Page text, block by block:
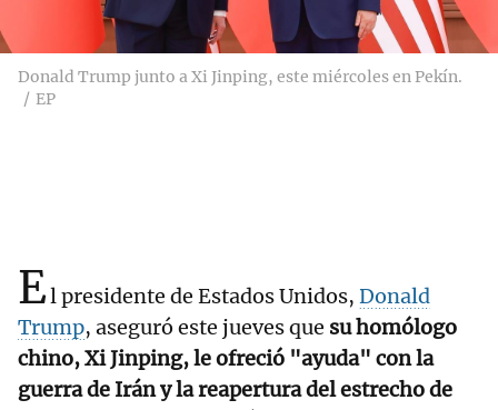
Donald Trump junto a Xi Jinping, este miércoles en Pekín.
EP
El presidente de Estados Unidos, Donald
Trump, aseguró este jueves que su homólogo
chino, Xi Jinping, le ofreció "ayuda" con la
guerra de Irán y la reapertura del estrecho de